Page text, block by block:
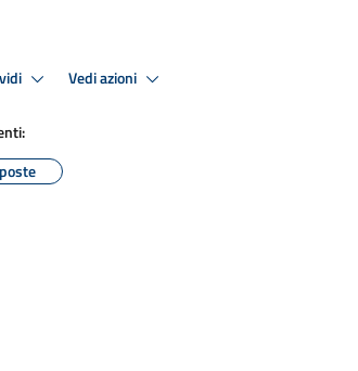
Vedi azioni